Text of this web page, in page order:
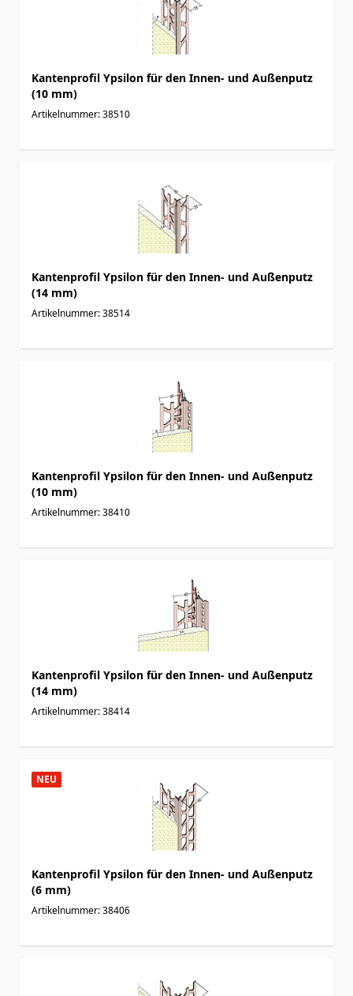
Kantenprofil Ypsilon für den Innen- und Außenputz
(10 mm)
Artikelnummer: 38510
Kantenprofil Ypsilon für den Innen- und Außenputz
(14 mm)
Artikelnummer: 38514
Kantenprofil Ypsilon für den Innen- und Außenputz
(10 mm)
Artikelnummer: 38410
Kantenprofil Ypsilon für den Innen- und Außenputz
(14 mm)
Artikelnummer: 38414
NEU
Kantenprofil Ypsilon für den Innen- und Außenputz
(6 mm)
Artikelnummer: 38406